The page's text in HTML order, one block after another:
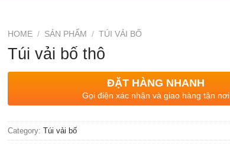
HOME / SẢN PHẨM / TÚI VẢI BỐ
Túi vải bố thô
ĐẶT HÀNG NHANH
Gọi điện xác nhận và giao hàng tận nơi
Category:Túi vải bố